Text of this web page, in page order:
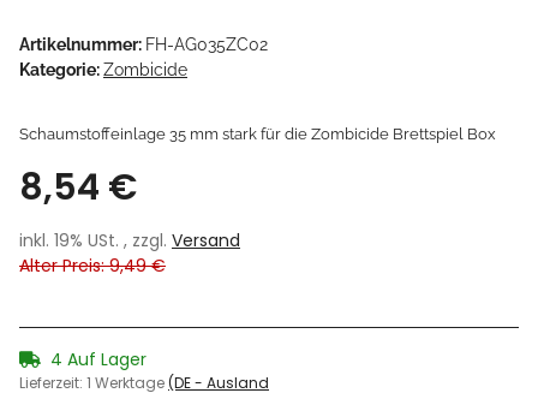
Artikelnummer: FH-AG035ZC02
Kategorie:Zombicide
Schaumstoffeinlage 35 mm stark für die Zombicide Brettspiel Box
8,54 €
inkl. 19% USt. , zzgl. Versand
Alter Preis: 9,49 €
4 Auf Lager
Lieferzeit: 1 Werktage(DE - Ausland